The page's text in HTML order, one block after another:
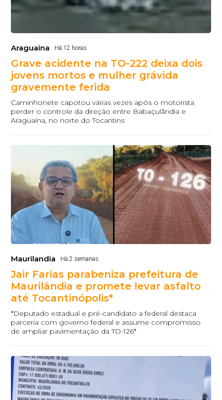
Araguaina Há 12 horas
Grave acidente na TO-222 deixa dois
jovens mortos e mulher grávida
gravemente ferida
Caminhonete capotou várias vezes após o motorista
perder o controle da direção entre Babaçulândia e
Araguaína, no norte do Tocantins
Maurilandia Há 2 semanas
Jair Farias parabeniza prefeitura de
Maurilândia e promete levar asfalto
até Tocantinópolis*
*Deputado estadual e pré-candidato a federal destaca
parceria com governo federal e assume compromisso
de ampliar pavimentação da TO-126*